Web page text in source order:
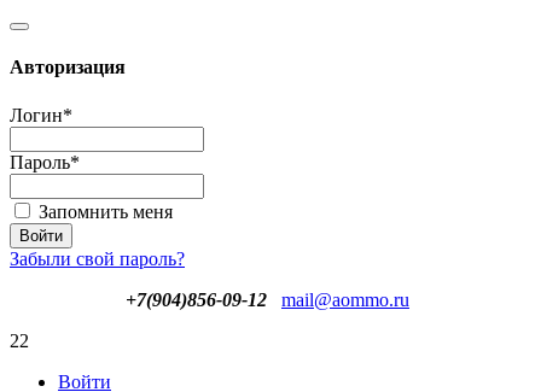
Авторизация
Логин*
Пароль*
Запомнить меня
Забыли свой пароль?
+7(904)856-09-12
mail@aommo.ru
22
Войти